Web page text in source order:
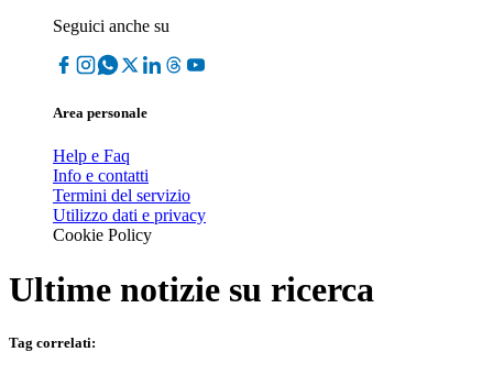
Seguici anche su
Area personale
Help e Faq
Info e contatti
Termini del servizio
Utilizzo dati e privacy
Cookie Policy
Ultime notizie su ricerca
Tag correlati: